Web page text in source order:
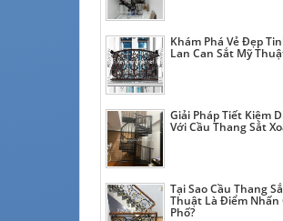
Khám Phá Vẻ Đẹp
Lan Can Sắt Mỹ
Giải Pháp Tiết Kiệm
Với Cầu Thang Sắt
Tại Sao Cầu Thang
Thuật Là Điểm Nhấn
Phố?